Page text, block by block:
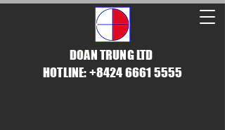
DOAN TRUNG LTD
HOTLINE: +8424 6661 5555